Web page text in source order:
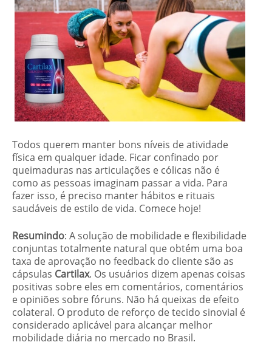
Todos querem manter bons níveis de atividade
física em qualquer idade. Ficar confinado por
queimaduras nas articulações e cólicas não é
como as pessoas imaginam passar a vida. Para
fazer isso, é preciso manter hábitos e rituais
saudáveis de estilo de vida. Comece hoje!
Resumindo: A solução de mobilidade e flexibilidade
conjuntas totalmente natural que obtém uma boa
taxa de aprovação no feedback do cliente são as
cápsulas Cartilax. Os usuários dizem apenas coisas
positivas sobre eles em comentários, comentários
e opiniões sobre fóruns. Não há queixas de efeito
colateral. O produto de reforço de tecido sinovial é
considerado aplicável para alcançar melhor
mobilidade diária no mercado no Brasil.